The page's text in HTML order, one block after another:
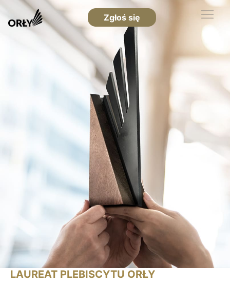
Zgłoś się
LAUREAT PLEBISCYTU ORŁY